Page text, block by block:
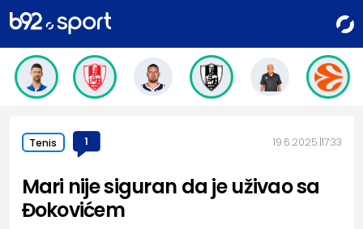
Tenis 1 19.6.2025. 17:33
Mari nije siguran da je uživao sa
Đokovićem